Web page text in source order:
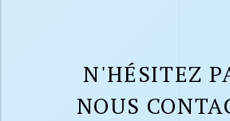
N'HÉSITEZ
NOUS